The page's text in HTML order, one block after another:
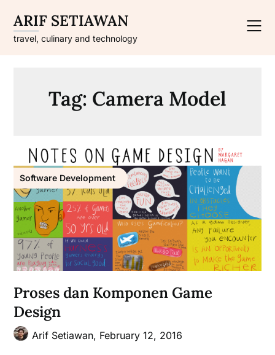
content
ARIF SETIAWAN
travel, culinary and technology
Tag: Camera Model
Software Development
Proses dan Komponen Game
Design
Arif Setiawan, February 12, 2016